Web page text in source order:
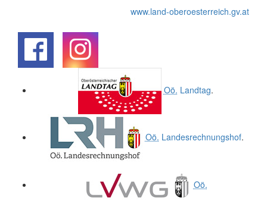
www.land-oberoesterreich.gv.at
Oö. Landtag.
Oö. Landesrechnungshof.
Oö.